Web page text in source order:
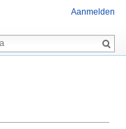
Aanmelden